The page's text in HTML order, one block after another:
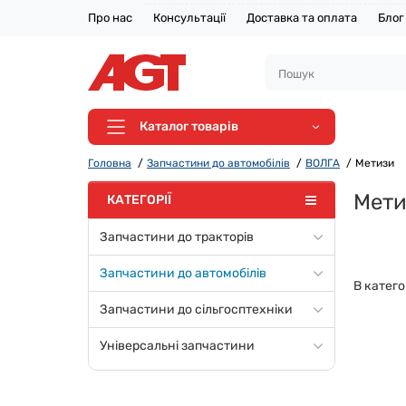
Про нас Консультації Доставка та оплата Блог
Каталог товарів
Головна Запчастини до автомобілів ВОЛГА Метизи
КАТЕГОРІЇ
Запчастини до тракторів
Запчастини до автомобілів
Запчастини до сільгосптехніки
Універсальні запчастини
В